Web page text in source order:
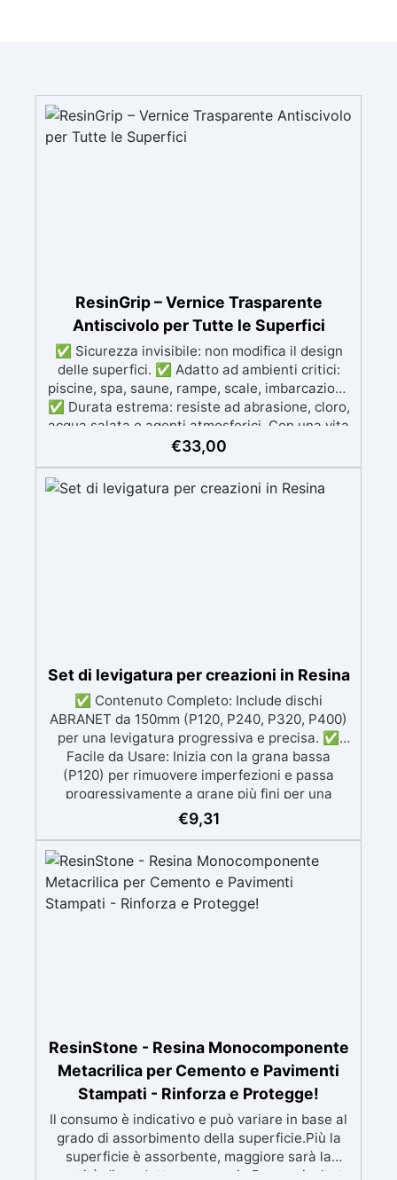
ResinGrip – Vernice Trasparente
Antiscivolo per Tutte le Superfici
✅ Sicurezza invisibile: non modifica il design
delle superfici. ✅ Adatto ad ambienti critici:
piscine, spa, saune, rampe, scale, imbarcazioni.
✅ Durata estrema: resiste ad abrasione, cloro,
acqua salata e agenti atmosferici. Con una vita
media di oltre 10 anni. ✅ Facile applicazione:
nche piccole crepe e difetti ✅ Soluzione
professionale e certificata con Dichiarazione di
€33,00
Set di levigatura per creazioni in Resina
✅ Contenuto Completo: Include dischi
ABRANET da 150mm (P120, P240, P320, P400)
per una levigatura progressiva e precisa. ✅
Facile da Usare: Inizia con la grana bassa
(P120) per rimuovere imperfezioni e passa
progressivamente a grane più fini per una
finitura omogenea. ✅ Tecnologia Avanzata: I
dischi retati favoriscono l'aspirazione della
pulito e una finitura perfetta. ✅ Finitura
Luminosa: Dopo l'uso dei dischi, puoi lucidare
con Gelcoat 3M per una superficie liscia e
€9,31
ResinStone - Resina Monocomponente
Metacrilica per Cemento e Pavimenti
Stampati - Rinforza e Protegge!
Il consumo è indicativo e può variare in base al
grado di assorbimento della superficie.Più la
superficie è assorbente, maggiore sarà la
quantità di prodotto necessaria.Per un risultato